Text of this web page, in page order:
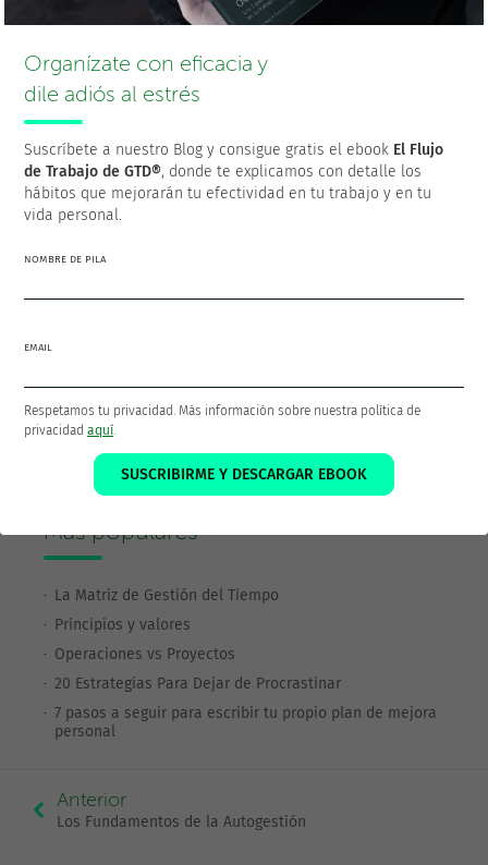
y tu trabajo en orden
GTD®!
SUSCRÍBETE AL BLOG
Más populares
La Matriz de Gestión del Tiempo
Principios y valores
Operaciones vs Proyectos
20 Estrategias Para Dejar de Procrastinar
7 pasos a seguir para escribir tu propio plan de mejora
personal
Anterior
Los Fundamentos de la Autogestión
Organízate con eficacia y
dile adiós al estrés
Suscríbete a nuestro Blog y consigue gratis el ebook El Flujo
de Trabajo de GTD®, donde te explicamos con detalle los
hábitos que mejorarán tu efectividad en tu trabajo y en tu
vida personal.
NOMBRE DE PILA
EMAIL
Respetamos tu privacidad. Más información sobre nuestra política de
privacidad aquí
SUSCRIBIRME Y DESCARGAR EBOOK